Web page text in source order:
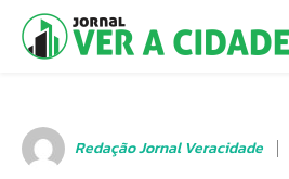
Redação Jornal Veracidade